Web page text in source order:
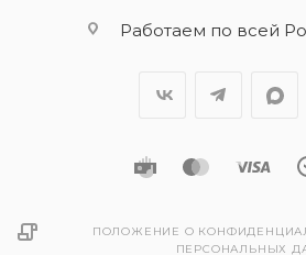
Работаем по всей
ПОЛОЖЕНИЕ О
ПЕРСОНАЛЬНЫХ